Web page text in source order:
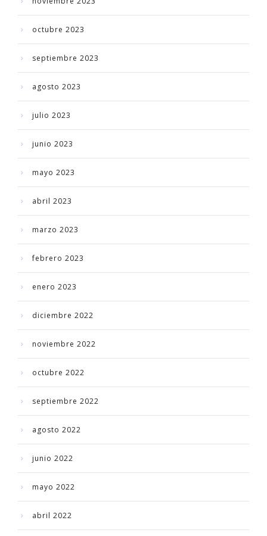
octubre 2023
septiembre 2023
agosto 2023
julio 2023
junio 2023
mayo 2023
abril 2023
marzo 2023
febrero 2023
enero 2023
diciembre 2022
noviembre 2022
octubre 2022
septiembre 2022
agosto 2022
junio 2022
mayo 2022
abril 2022